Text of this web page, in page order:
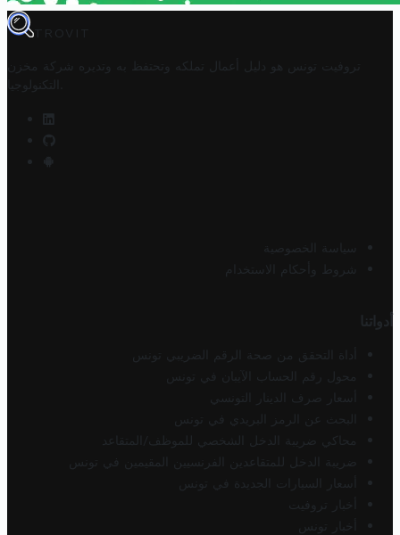
TROVIT
تروفيت تونس هو دليل أعمال تملكه وتحتفظ به وتديره
شركة مخزن
التكنولوجيا
سياسة الخصوصية
شروط وأحكام الاستخدام
أدواتنا
أداة التحقق من صحة الرقم الضريبي تونس
محول رقم الحساب الآيبان في تونس
أسعار صرف الدينار التونسي
البحث عن الرمز البريدي في تونس
محاكي ضريبة الدخل الشخصي للموظف/المتقاعد
ضريبة الدخل للمتقاعدين الفرنسيين المقيمين في تونس
أسعار السيارات الجديدة في تونس
أخبار تروفيت
أخبار تونس